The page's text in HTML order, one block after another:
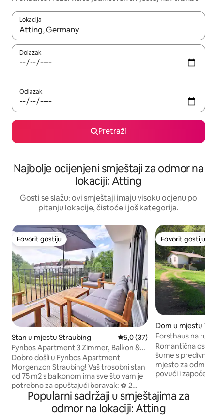
Lokacija
Kad rezultati budu dostupni, krećite se gore i dolje pomoću
Dolazak
Odlazak
Pretraži
Najbolje ocijenjeni smještaji za odmor na
lokaciji: Atting
Gosti se slažu: ovi smještaji imaju visoku ocjenu po
pitanju lokacije, čistoće i još kategorija.
Favorit gostiju
Favorit gostiju
Stan u mjestu Straubing Prosječna ocjena: 5,0 od 5,
5,0 (37)
Fynbos Apartment 3 Zimmer, Balkon &
Parkplatz
Dobro došli u Fynbos Apartment
Morgenzon Straubing! Vaš trosobni stan
od 75 m2 s balkonom ima sve što vam je
potrebno za opuštajući boravak: ✿ 2
spavaće sobe s velikim bračnim
krevetom (1,80 x 2 m) ✿ Kauč na
razvlačenje u dnevnoj sobi (1,40 x 2 m) ✿
Favorit gostiju
Favorit gostiju
Dom u mjestu
Forsthaus na
Bayer. Šuma
Romantična
šume s predivnim
mjesto za odmor
povući i započeti
šume dajemo
zelene misli. Ali kao kuća bivšeg šumara,
neasfaltirana
Popularni sadržaji u smještajima za
odmor na lokaciji: Atting